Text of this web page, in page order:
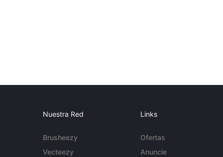
Nuestra Red
Brusheezy
Vecteezy
Links
Ofertas
Anuncie